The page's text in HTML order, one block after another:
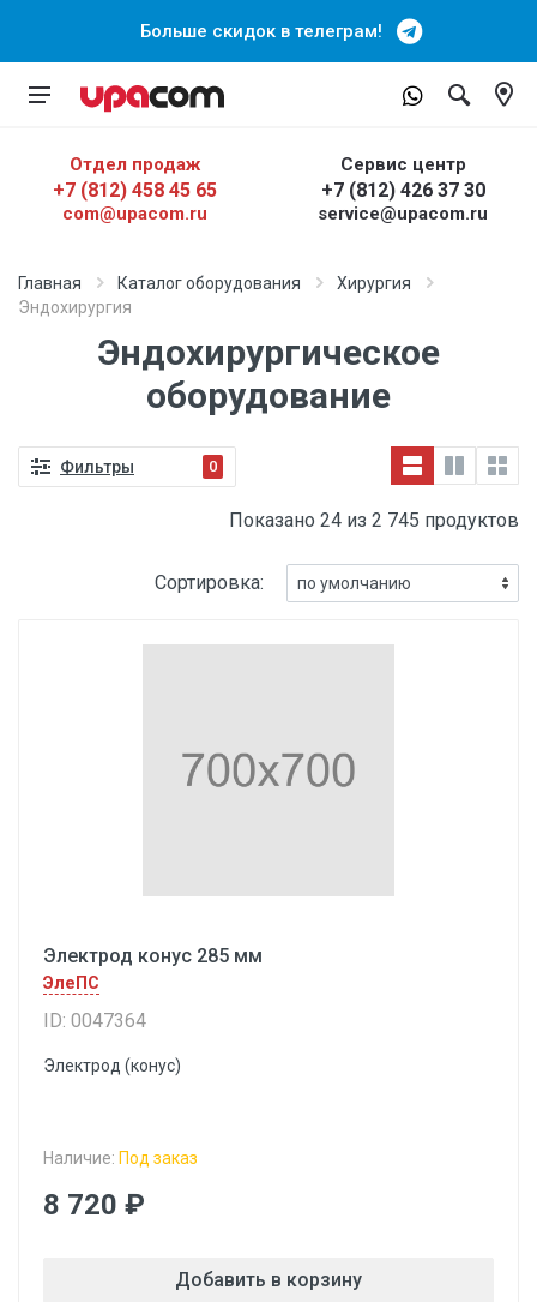
Больше скидок в телеграм!
Отдел продаж
+7 (812) 458 45 65
com@upacom.ru
Сервис центр
+7 (812) 426 37 30
service@upacom.ru
Главная Каталог оборудования
Хирургия
Эндохирургия
Эндохирургическое
оборудование
Фильтры 0
Показано 24 из 2 745 продуктов
Сортировка:
Электрод конус 285 мм
ЭлеПС
ID: 0047364
Электрод (конус)
Наличие: Под заказ
8 720 ₽
Добавить в корзину